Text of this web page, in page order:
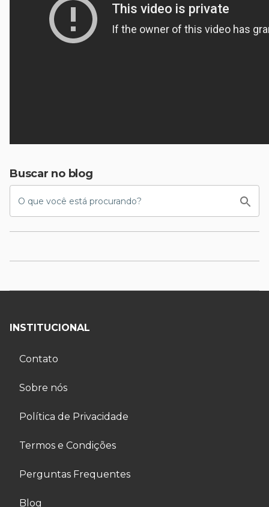
Buscar no blog
INSTITUCIONAL
Contato
Sobre nós
Política de Privacidade
Termos e Condições
Perguntas Frequentes
Blog